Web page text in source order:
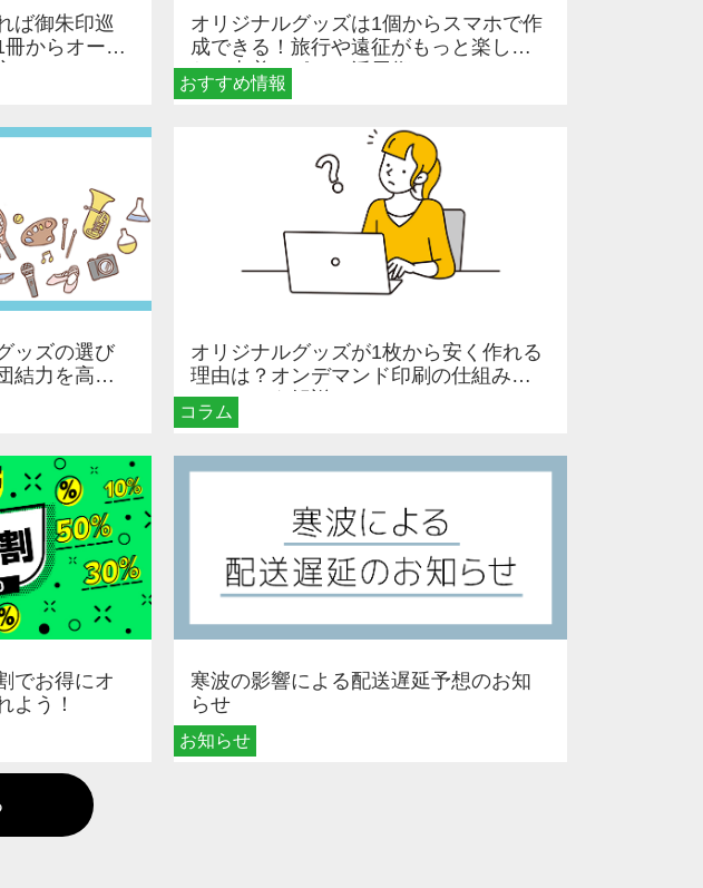
ば御朱印巡
からオーダ
おすすめ情報
オリジナルグッズは1個からスマホで作
成できる！旅行や遠征がもっと楽しく
なる巾着＆ポーチ活用術
ッズの選び
結力を高め
コラム
オリジナルグッズが1枚から安く作れる
理由は？オンデマンド印刷の仕組みと
メリットを解説
でお得にオ
よう！
お知らせ
寒波の影響による配送遅延予想のお知
らせ